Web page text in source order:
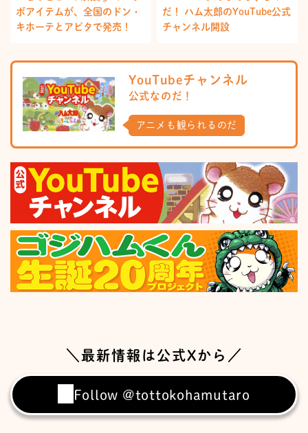
ボアイテムが、全国のドン・
キホーテとアピタで発売！
だ！ ハム太郎のYouTube公式
チャンネル開設
YouTubeチャンネル
公式なのだ！
アニメも観られるのだ
＼最新情報は公式Xから／
Follow @tottokohamutaro